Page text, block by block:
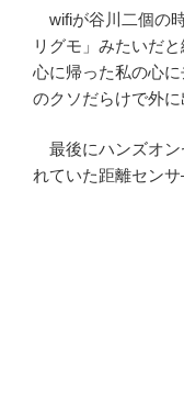
wifiが谷川二個の
リグモ」みたいだ
心に帰った私の心
のクソだらけで外に
最後にハンズオン
れていた距離セン